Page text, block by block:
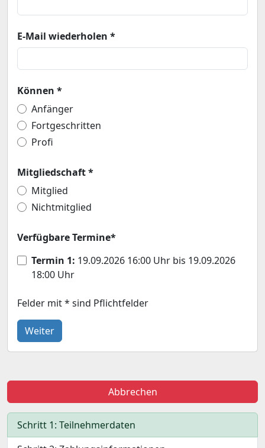
E-Mail wiederholen *
Können *
Anfänger
Fortgeschritten
Profi
Mitgliedschaft *
Mitglied
Nichtmitglied
Verfügbare Termine*
Termin 1: 19.09.2026 16:00 Uhr bis 19.09.2026
18:00 Uhr
Felder mit * sind Pflichtfelder
Weiter
Abbrechen
Schritt 1: Teilnehmerdaten